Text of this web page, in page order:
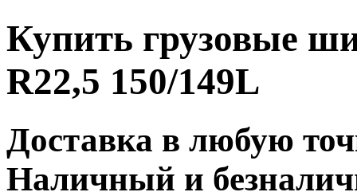
Купить грузовые
R22,5 150/149L
Доставка в любую
Наличный и